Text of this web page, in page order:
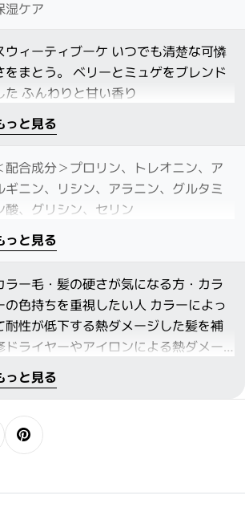
湿ケア
ウィーティブーケ いつでも清楚な可憐
をまとう。 ベリーとミュゲをブレンド
た ふんわりと甘い香り
っと見る
配合成分＞プロリン、トレオニン、ア
ギニン、リシン、アラニン、グルタミ
酸、グリシン、セリン
っと見る
ラー毛・髪の硬さが気になる方・カラ
色持ちを重視したい人 カラーによっ
耐性が低下する熱ダメージした髪を補
ドライヤーやアイロンによる熱ダメー
を受けた毛髪に作用するアミノ酸。硬
なった毛髪に浸透・補修しなめらかで
っと見る